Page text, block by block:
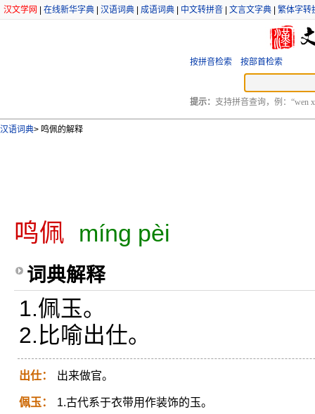
汉文学网 在线新华字典 汉语词典 成语词典 中文转拼音 文言文字典 繁体字转
按拼音检索 按部首检索
提示： 支持拼音查询，例：“wen
汉语词典> 鸣佩的解释
鸣佩 míng pèi
词典解释
1.佩玉。
2.比喻出仕。
出仕： 出来做官。
佩玉：
1.古代系于衣带用作装饰的玉。